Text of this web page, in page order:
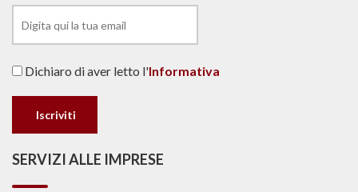
Dichiaro di aver letto l'Informativa
SERVIZI ALLE IMPRESE